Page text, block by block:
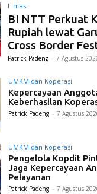
Lintas
BI NTT Perkuat
Rupiah lewat
Cross Border
Patrick Padeng - 7 Agustus
UMKM dan Koperasi
Kepercayaan
Keberhasilan
Patrick Padeng - 7 Agustus
UMKM dan Koperasi
Pengelola Kopdit
Jaga Kepercayaan
Pelayanan
Patrick Padeng - 7 Agustus